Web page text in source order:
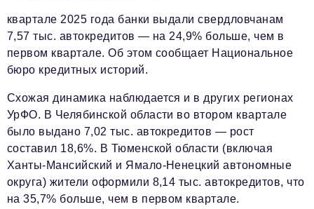
partner@business-magazine.online
квартале 2025 года банки выдали свердловчанам
7,57 тыс. автокредитов — на 24,9% больше, чем в
первом квартале. Об этом сообщает Национальное
бюро кредитных историй.
Схожая динамика наблюдается и в других регионах
УрФО. В Челябинской области во втором квартале
было выдано 7,02 тыс. автокредитов — рост
составил 18,6%. В Тюменской области (включая
Ханты-Мансийский и Ямало-Ненецкий автономные
округа) жители оформили 8,14 тыс. автокредитов, что
на 35,7% больше, чем в первом квартале.